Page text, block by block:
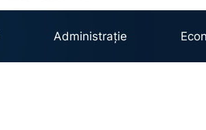
Administrație